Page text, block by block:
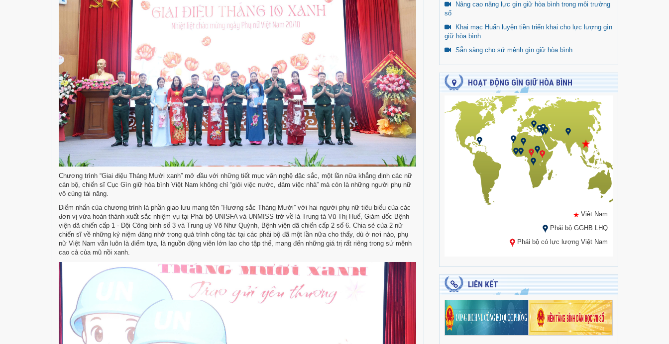
Chương trình “Giai điệu Tháng Mười xanh” mở đầu với những tiết mục văn nghệ đặc sắc, một lần nữa khẳng định các nữ
cán bộ, chiến sĩ Cục Gìn giữ hòa bình Việt Nam không chỉ “giỏi việc nước, đảm việc nhà” mà còn là những người phụ nữ
vô cùng tài năng.
Điểm nhấn của chương trình là phần giao lưu mang tên “Hương sắc Tháng Mười” với hai người phụ nữ tiêu biểu của các
đơn vị vừa hoàn thành xuất sắc nhiệm vụ tại Phái bộ UNISFA và UNMISS trở về là Trung tá Vũ Thị Huế, Giám đốc Bệnh
viện dã chiến cấp 1 - Đội Công binh số 3 và Trung uý Võ Như Quỳnh, Bệnh viện dã chiến cấp 2 số 6. Chia sẻ của 2 nữ
chiến sĩ về những kỷ niệm đáng nhớ trong quá trình công tác tại các phái bộ đã một lần nữa cho thấy, dù ở nơi nào, phụ
nữ Việt Nam vẫn luôn là điểm tựa, là nguồn động viên lớn lao cho tập thể, mang đến những giá trị rất riêng trong sứ mệnh
cao cả của mũ nồi xanh.
Nâng cao năng lực gìn giữ hòa bình trong môi trường
số
Khai mạc Huấn luyện tiền triển khai cho lực lượng gìn
giữ hòa bình
Sẵn sàng cho sứ mệnh gìn giữ hòa bình
HOẠT ĐỘNG GÌN GIỮ HÒA BÌNH
Việt Nam
Phái bộ GGHB LHQ
Phái bộ có lực lượng Việt Nam
LIÊN KẾT